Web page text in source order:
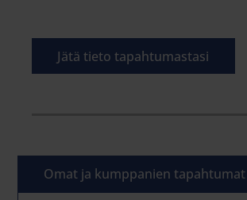
Jätä tieto tapahtumastasi
Omat ja kumppanien tapahtumat